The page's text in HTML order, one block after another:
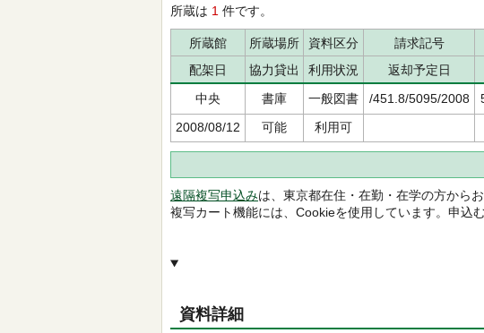
所蔵は 1 件です。
所蔵館 所蔵場所 資料区分 請求記号
配架日
協力貸出 利用状況 返却予定日
中央
書庫 一般図書 /451.8/5095/2008
2008/08/12 可能 利用可
遠隔複写申込みは、東京都在住・在勤・在学の方からお
複写カート機能には、Cookieを使用しています。申込
資料詳細